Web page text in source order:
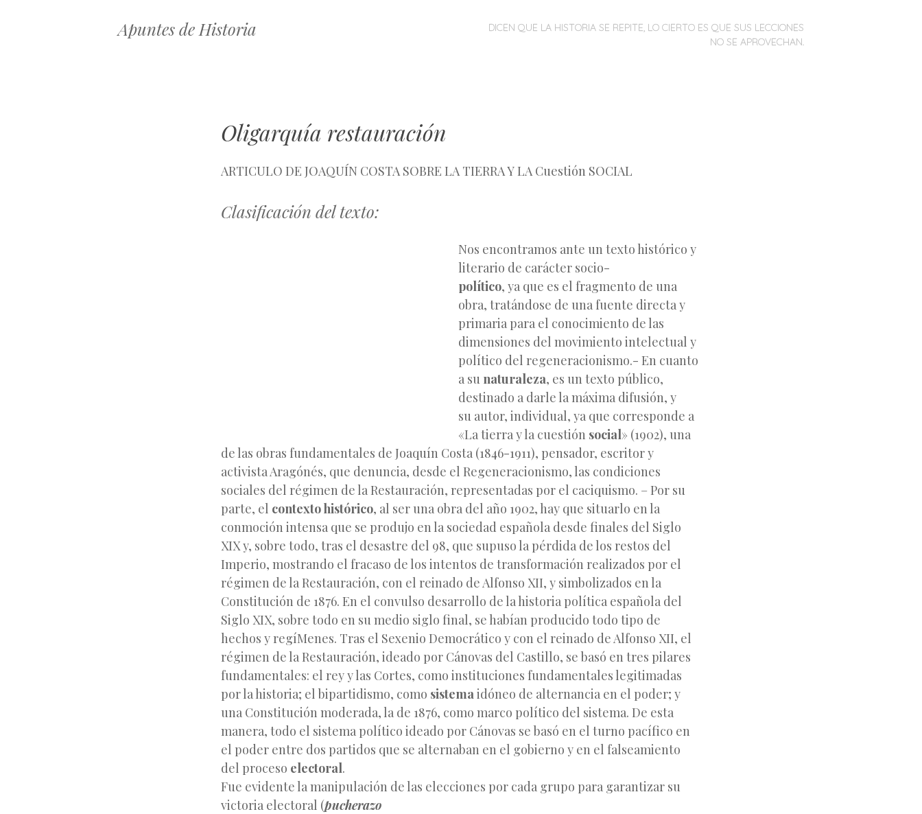
Apuntes de Historia MENÚ
SALTARDICEN QUE LA HISTORIA SE REPITE, LO CIERTO ES QUE SUS LECCIONES
NO SE APROVECHAN.
Oligarquía restauración
ARTICULO DE JOAQUÍN COSTA SOBRE LA TIERRA Y LA Cuestión SOCIAL
Clasificación del texto:
Nos encontramos ante un texto histórico y
literario de carácter socio-
político, ya que es el fragmento de una
obra, tratándose de una fuente directa y
primaria para el conocimiento de las
dimensiones del movimiento intelectual y
político del regeneracionismo.- En cuanto
a su naturaleza, es un texto público,
destinado a darle la máxima difusión, y
su autor, individual, ya que corresponde a
«La tierray la cuestión social» (1902), una
de las obras fundamentales de Joaquín Costa (1846-1911), pensador, escritor y
activista Aragónés, que denuncia, desde el Regeneracionismo, las condiciones
sociales del régimen de la Restauración, representadas por el caciquismo. – Por su
parte, el contexto histórico, al ser una obra del año 1902, hay que situarlo en la
conmoción intensa que se produjo en la sociedad española desde finales del Siglo
XIX y, sobre todo, tras el desastre del 98, que supuso la pérdida de los restos del
Imperio, mostrando el fracaso de los intentos de transformación realizados por el
régimen de la Restauración, con el reinado de Alfonso XII, y simbolizados en la
Constitución de 1876. En el convulso desarrollo de la historia política española del
Siglo XIX, sobre todo en su medio siglo final, se habían producido todo tipo de
hechos y regíMenes. Tras el Sexenio Democrático y con el reinado de Alfonso XII, el
régimen de la Restauración, ideado por Cánovas del Castillo, se basó en tres pilares
fundamentales: el rey y las Cortes, como instituciones fundamentales legitimadas
por la historia; el bipartidismo, como sistemaidóneo de alternancia en el poder; y
una Constitución moderada, la de 1876, como marco político del sistema. De esta
manera, todo el sistema político ideado por Cánovas se basó en el turno pacífico en
el poder entre dos partidos que se alternaban en el gobierno y en el falseamiento
del proceso electoral.
Fue evidente la manipulación de las elecciones por cada grupo para garantizar su
victoria electoral (pucherazo